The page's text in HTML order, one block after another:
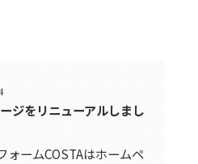
ジをリニューアルしまし
ォームCOSTAはホームペ